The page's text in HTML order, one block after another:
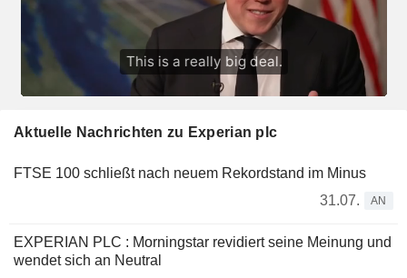
Aktuelle Nachrichten zu Experian plc
FTSE 100 schließt nach neuem Rekordstand im Minus
31.07.
AN
EXPERIAN PLC : Morningstar revidiert seine Meinung und
wendet sich an Neutral